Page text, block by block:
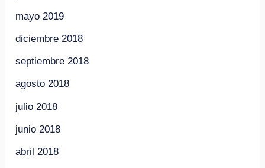
mayo 2019
diciembre 2018
septiembre 2018
agosto 2018
julio 2018
junio 2018
abril 2018